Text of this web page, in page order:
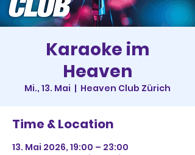
Karaoke im
Heaven
Mi., 13. Mai
  |
Heaven Club Zürich
Time & Location
13. Mai 2026, 19:00 – 23:00